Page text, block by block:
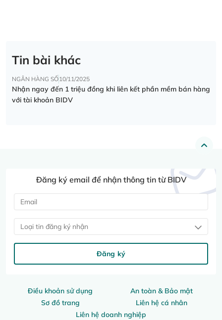
Tin bài khác
NGÂN HÀNG SỐ10/11/2025
Nhận ngay đến 1 triệu đồng khi liên kết phần mềm bán hàng
với tài khoản BIDV
Điều khoản sử dụng
An toàn & Bảo mật
Sơ đồ trang
Liên hệ cá nhân
Liên hệ doanh nghiệp
Đăng ký email để nhận thông tin từ BIDV
Loại tin đăng ký nhận
Đăng ký